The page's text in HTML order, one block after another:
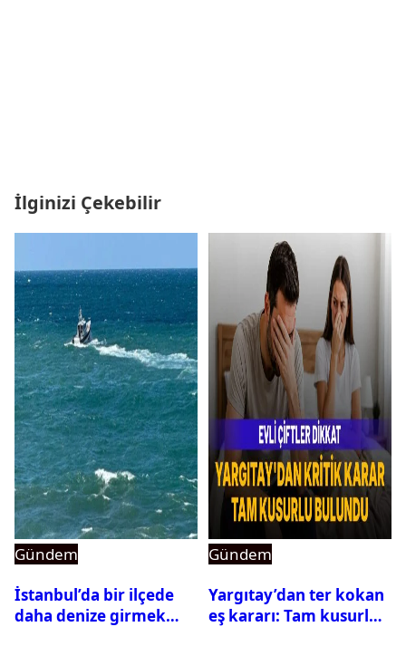
İlginizi Çekebilir
Gündem
İstanbul’da bir ilçede
daha denize girmek
Gündem
Yargıtay’dan ter kokan
eş kararı: Tam kusurlu